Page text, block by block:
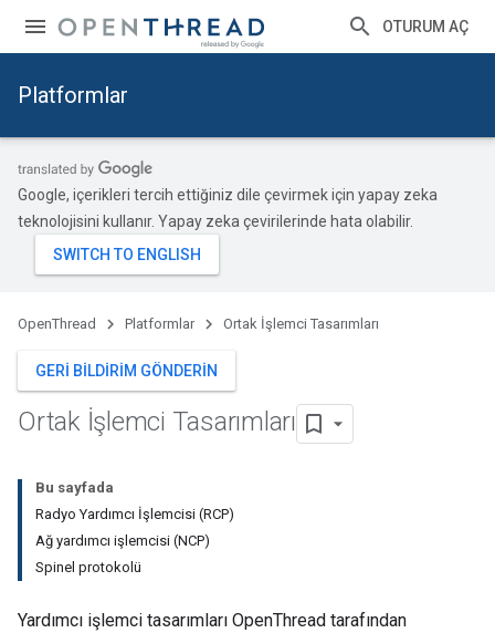
OTURUM AÇ
Platformlar
Google, içerikleri tercih ettiğiniz dile çevirmek için yapay zeka
teknolojisini kullanır. Yapay zeka çevirilerinde hata olabilir.
OpenThread Platformlar Ortak İşlemci Tasarımları
GERI BILDIRIM GÖNDERIN
Ortak İşlemci Tasarımları
Bu sayfada
Radyo Yardımcı İşlemcisi (RCP)
Ağ yardımcı işlemcisi (NCP)
Spinel protokolü
Yardımcı işlemci tasarımları OpenThread tarafından